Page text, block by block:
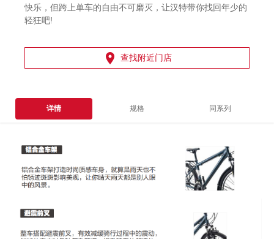
快乐，但跨上单车的自由不可磨灭，让汉特带你找回年少的
轻狂吧!
 查找附近门店
详情 规格 同系列